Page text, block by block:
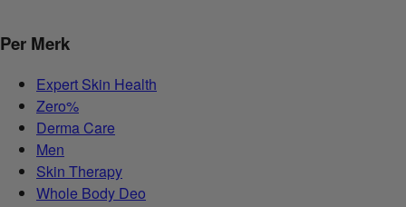
Per Merk
Expert Skin Health
Zero%
Derma Care
Men
Skin Therapy
Whole Body Deo